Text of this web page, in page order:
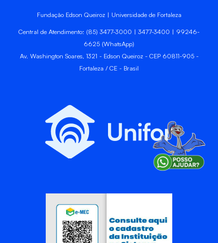
Fundação Edson Queiroz | Universidade de Fortaleza
Central de Atendimento: (85) 3477-3000 | 3477-3400 | 99246-
6625 (WhatsApp)
Av. Washington Soares, 1321 - Edson Queiroz - CEP 60811-905 -
Fortaleza / CE - Brasil